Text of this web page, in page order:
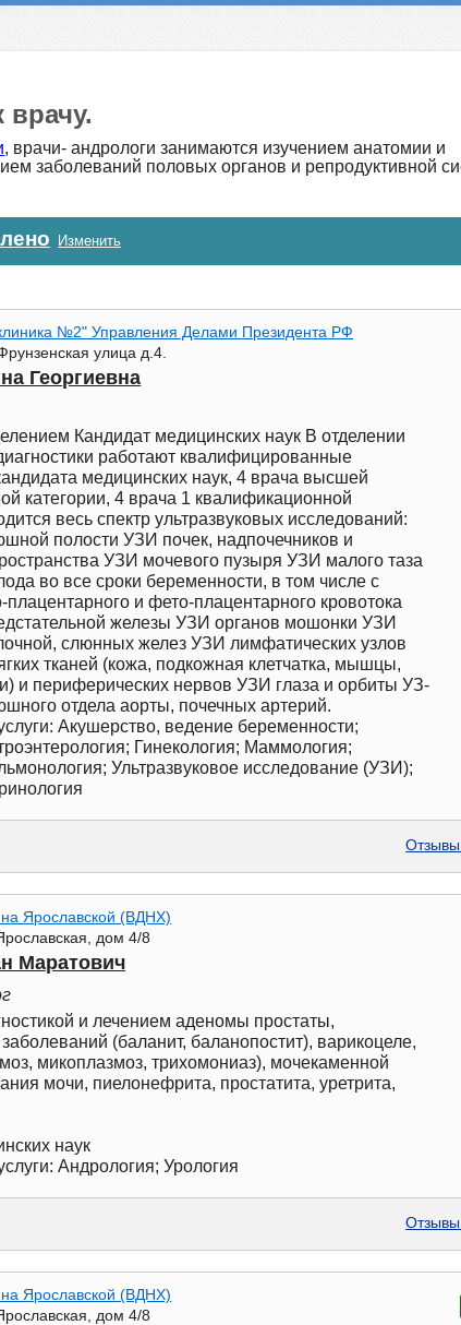
, врачи- андрологи занимаются изучением анатомии и
заболеваний половых органов и репродуктивной
Изменить
№2" Управления Делами Президента РФ
улица д.4.
Георгиевна
Кандидат медицинских наук В отделении
работают квалифицированные
медицинских наук, 4 врача высшей
категории, 4 врача 1 квалификационной
весь спектр ультразвуковых исследований:
полости УЗИ почек, надпочечников и
УЗИ мочевого пузыря УЗИ малого таза
во все сроки беременности, в том числе с
и фето-плацентарного кровотока
железы УЗИ органов мошонки УЗИ
слюнных желез УЗИ лимфатических узлов
тканей (кожа, подкожная клетчатка, мышцы,
и периферических нервов УЗИ глаза и орбиты УЗ-
отдела аорты, почечных артерий.
Акушерство, ведение беременности;
Гинекология; Маммология;
Ультразвуковое исследование (УЗИ);
Ярославской (ВДНХ)
дом 4/8
Маратович
и лечением аденомы простаты,
(баланит, баланопостит), варикоцеле,
микоплазмоз, трихомониаз), мочекаменной
мочи, пиелонефрита, простатита, уретрита,
наук
Андрология; Урология
Ярославской (ВДНХ)
дом 4/8